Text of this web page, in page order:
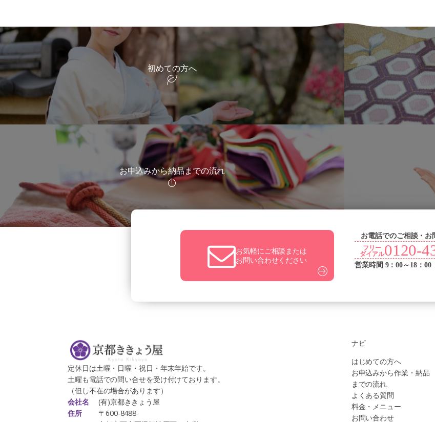
初めての方へ
お申込みから納品までの流れ
お気軽にご相談または
お問い合わせください
お電話でのご相談・お
フリー
ダイアル0120-
営業時間 9：00～18：00
定休日は土曜・日曜・祝日・年末年始です。
土曜も電話での問い合せを受け付けております。
（但し不在の場合があります）
会社名 (有)京都ききょう屋
住所
〒600-8488
ナビ
はじめての方へ
お申込みから作業・納品
までの流れ
よくある質問
料金・メニュー
お問い合わせ